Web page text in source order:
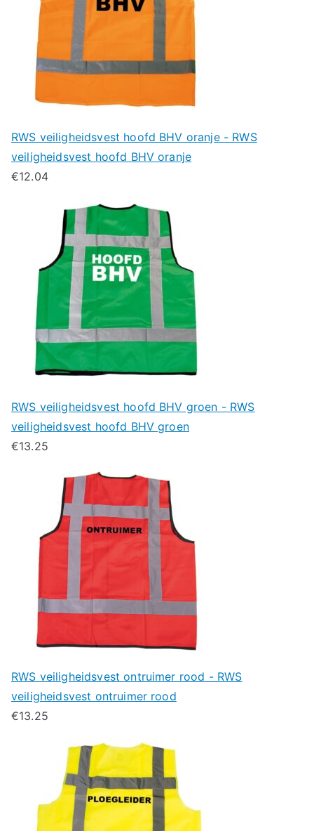
RWS veiligheidsvest hoofd BHV oranje - RWS
veiligheidsvest hoofd BHV oranje
€12.04
RWS veiligheidsvest hoofd BHV groen - RWS
veiligheidsvest hoofd BHV groen
€13.25
RWS veiligheidsvest ontruimer rood - RWS
veiligheidsvest ontruimer rood
€13.25